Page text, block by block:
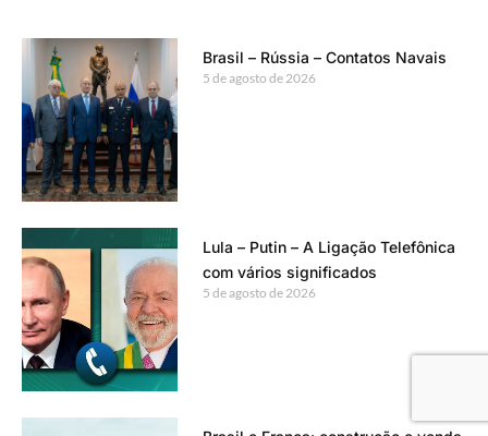
Brasil – Rússia – Contatos Navais
5 de agosto de 2026
Lula – Putin – A Ligação Telefônica
com vários significados
5 de agosto de 2026